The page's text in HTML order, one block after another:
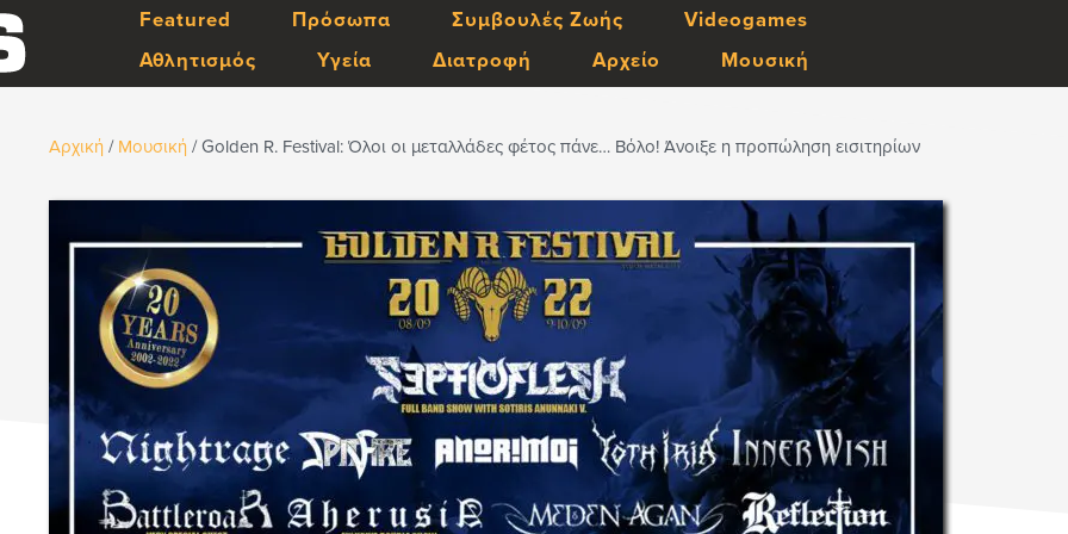
Featured Πρόσωπα Συμβουλές Ζωής
Videogames
Αθλητισμός
Υγεία Διατροφή Αρχείο Μουσική
Αρχική / Μουσική /Golden R. Festival: Όλοι οι μεταλλάδες φέτος πάνε… Βόλο! Άνοιξε η προπώληση εισιτηρίων